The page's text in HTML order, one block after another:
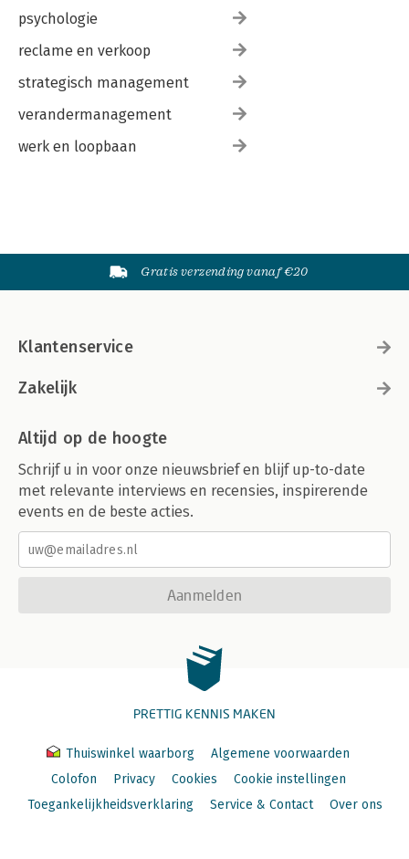
psychologie
reclame en verkoop
strategisch management
verandermanagement
werk en loopbaan
Gratis verzending vanaf €20
Klantenservice
Zakelijk
Altijd op de hoogte
Schrijf u in voor onze nieuwsbrief en blijf up-to-date
met relevante interviews en recensies, inspirerende
events en de beste acties.
Aanmelden
PRETTIG KENNIS MAKEN
Thuiswinkel waarborg
Algemene voorwaarden
Colofon
Privacy Cookies
Cookie instellingen
Toegankelijkheidsverklaring
Service & Contact Over ons